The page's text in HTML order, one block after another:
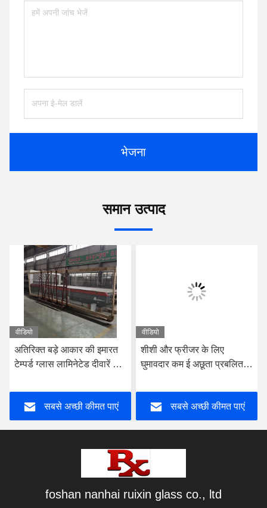
भेजना
समान उत्पाद
वीडियो
अतिरिक्त बड़े आकार की इमारत
टेम्पर्ड ग्लास लामिनेटेड दीवारें 8
सबसे अच्छी कीमत पाएं
वीडियो
शीशी और फ्रीजर के लिए
घुमावदार कम ई अछूता प्रबलित
सबसे अच्छी कीमत पाएं
foshan nanhai ruixin glass co., ltd